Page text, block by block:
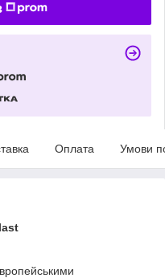
Оплата Умови